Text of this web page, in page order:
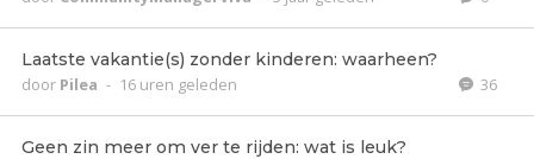
Laatste vakantie(s) zonder kinderen: waarheen?
door Pilea - 16 uren geleden 36
Geen zin meer om ver te rijden: wat is leuk?